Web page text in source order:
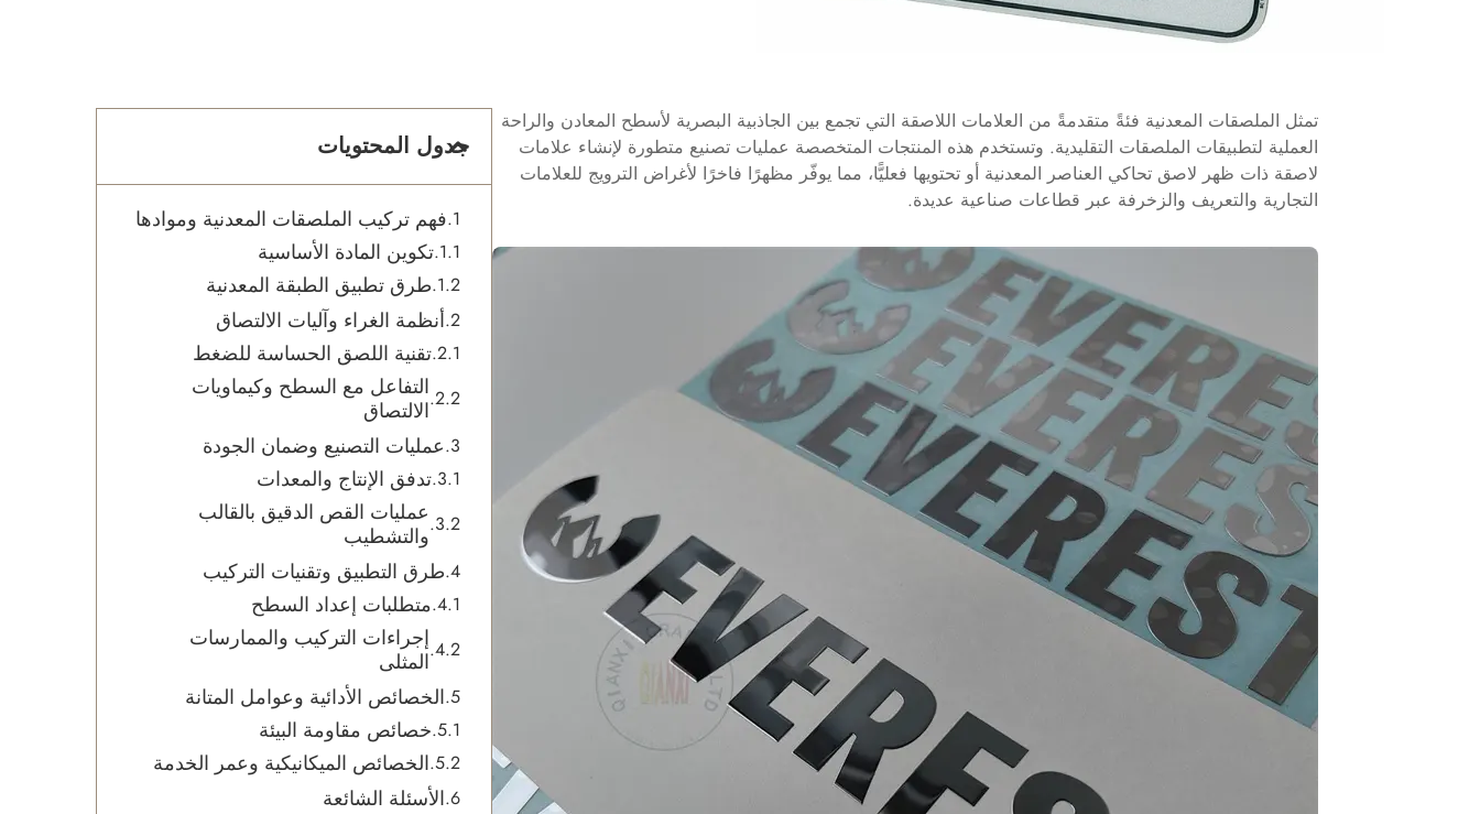
تمثل الملصقات المعدنية فئةً متقدمةً من العلامات اللاصقة التي تجمع بين الجاذبية البصرية لأسطح المعادن والراحة
العملية لتطبيقات الملصقات التقليدية. وتستخدم هذه المنتجات المتخصصة عمليات تصنيع متطورة لإنشاء علامات
لاصقة ذات ظهر لاصق تحاكي العناصر المعدنية أو تحتويها فعليًّا، مما يوفّر مظهرًا فاخرًا لأغراض الترويج للعلامات
التجارية والتعريف والزخرفة عبر قطاعات صناعية عديدة.
جدول المحتويات
فهم تركيب الملصقات المعدنية وموادها
تكوين المادة الأساسية
طرق تطبيق الطبقة المعدنية
أنظمة الغراء وآليات الالتصاق
تقنية اللصق الحساسة للضغط
التفاعل مع السطح وكيماويات
الالتصاق
عمليات التصنيع وضمان الجودة
تدفق الإنتاج والمعدات
عمليات القص الدقيق بالقالب
والتشطيب
طرق التطبيق وتقنيات التركيب
متطلبات إعداد السطح
إجراءات التركيب والممارسات
المثلى
الخصائص الأدائية وعوامل المتانة
خصائص مقاومة البيئة
الخصائص الميكانيكية وعمر الخدمة
الأسئلة الشائعة